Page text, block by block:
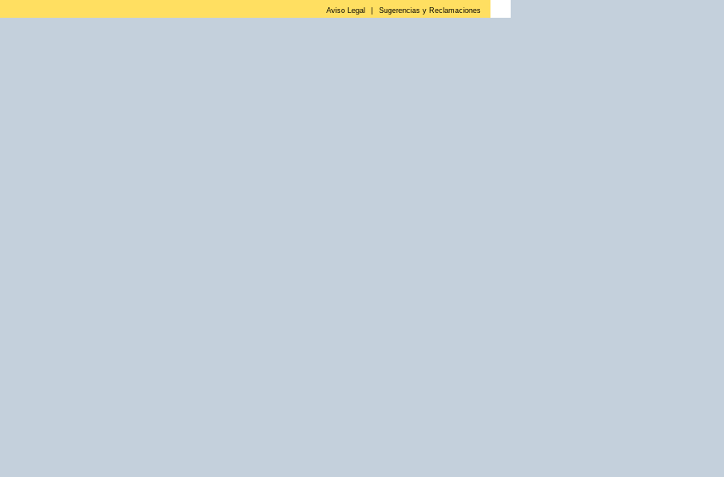
Aviso Legal Sugerencias y Reclamaciones